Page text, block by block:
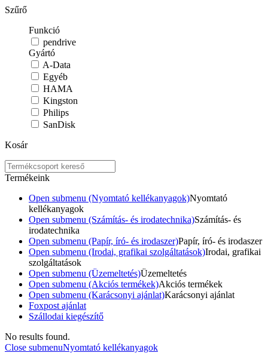
Szűrő
Funkció
pendrive
Gyártó
A-Data
Egyéb
HAMA
Kingston
Philips
SanDisk
Kosár
Termékeink
Open submenu (Nyomtató kellékanyagok)Nyomtató
kellékanyagok
Open submenu (Számítás- és irodatechnika)Számítás- és
irodatechnika
Open submenu (Papír, író- és irodaszer)Papír, író- és irodaszer
Open submenu (Irodai, grafikai szolgáltatások)Irodai, grafikai
szolgáltatások
Open submenu (Üzemeltetés)Üzemeltetés
Open submenu (Akciós termékek)Akciós termékek
Open submenu (Karácsonyi ajánlat)Karácsonyi ajánlat
Foxpost ajánlat
Szállodai kiegészítő
No results found.
Close submenuNyomtató kellékanyagok